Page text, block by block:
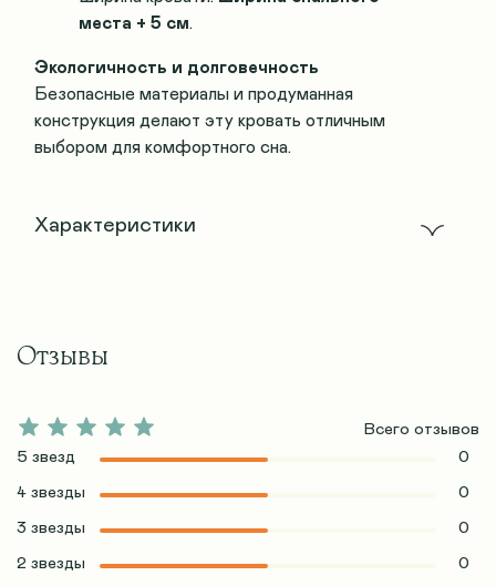
места + 5 см.
Экологичность и долговечность
Безопасные материалы и продуманная
конструкция делают эту кровать отличным
выбором для комфортного сна.
Характеристики
Отзывы
Всего отзывов
5 звезд
0
4 звезды 0
3 звезды 0
2 звезды 0